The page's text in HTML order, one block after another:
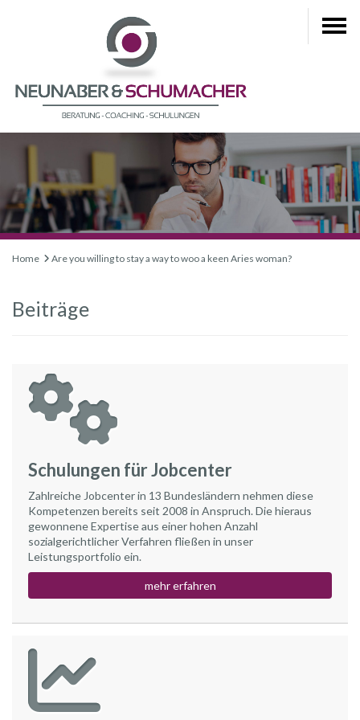
Home Are you willing to stay a way to woo a keen Aries woman?
Beiträge
Schulungen für Jobcenter
Zahlreiche Jobcenter in 13 Bundesländern nehmen diese
Kompetenzen bereits seit 2008 in Anspruch. Die hieraus
gewonnene Expertise aus einer hohen Anzahl
sozialgerichtlicher Verfahren fließen in unser
Leistungsportfolio ein.
mehr erfahren